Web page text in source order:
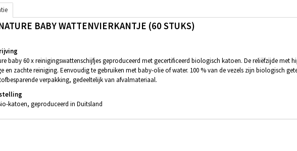
BABY WATTENVIERKANTJE (60 STUKS)
baby 60 x reinigingswattenschijfjes geproduceerd met gecertificeerd biologisch katoen. De reliëfzijde met
en zachte reiniging. Eenvoudig te gebruiken met baby-olie of water. 100 % van de vezels zijn biologisch
verpakking, gedeeltelijk van afvalmateriaal.
katoen, geproduceerd in Duitsland